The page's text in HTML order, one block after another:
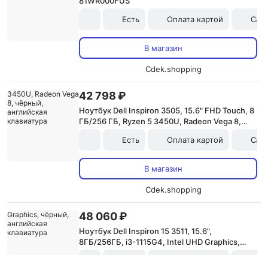
Есть
Оплата картой
В магазин
Cdek.shopping
42 798 ₽
Ноутбук Dell Inspiron 3505, 15.6" FHD Touch, 8
ГБ/256 ГБ, Ryzen 5 3450U, Radeon Vega 8,
Есть
Оплата картой
В магазин
Cdek.shopping
48 060 ₽
Ноутбук Dell Inspiron 15 3511, 15.6",
8ГБ/256ГБ, i3-1115G4, Intel UHD Graphics,